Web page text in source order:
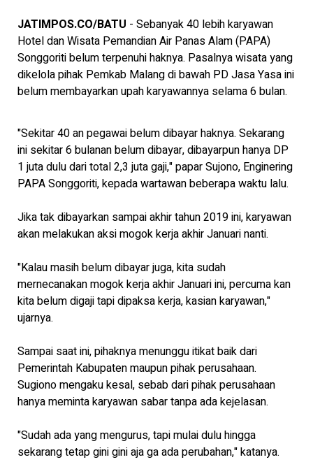
JATIMPOS.CO/BATU - Sebanyak 40 lebih karyawan
Hotel dan Wisata Pemandian Air Panas Alam (PAPA)
Songgoriti belum terpenuhi haknya. Pasalnya wisata yang
dikelola pihak Pemkab Malang di bawah PD Jasa Yasa ini
belum membayarkan upah karyawannya selama 6 bulan.
"Sekitar 40 an pegawai belum dibayar haknya. Sekarang
ini sekitar 6 bulanan belum dibayar, dibayarpun hanya DP
1 juta dulu dari total 2,3 juta gaji," papar Sujono, Enginering
PAPA Songgoriti, kepada wartawan beberapa waktu lalu.
Jika tak dibayarkan sampai akhir tahun 2019 ini, karyawan
akan melakukan aksi mogok kerja akhir Januari nanti.
"Kalau masih belum dibayar juga, kita sudah
mernecanakan mogok kerja akhir Januari ini, percuma kan
kita belum digaji tapi dipaksa kerja, kasian karyawan,"
ujarnya.
Sampai saat ini, pihaknya menunggu itikat baik dari
Pemerintah Kabupaten maupun pihak perusahaan.
Sugiono mengaku kesal, sebab dari pihak perusahaan
hanya meminta karyawan sabar tanpa ada kejelasan.
"Sudah ada yang mengurus, tapi mulai dulu hingga
sekarang tetap gini gini aja ga ada perubahan," katanya.